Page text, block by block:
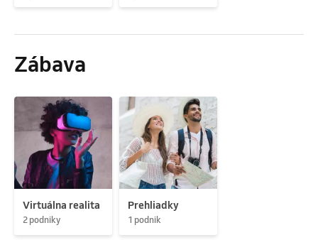
Zábava
Virtuálna realita
2 podniky
Prehliadky
1 podnik